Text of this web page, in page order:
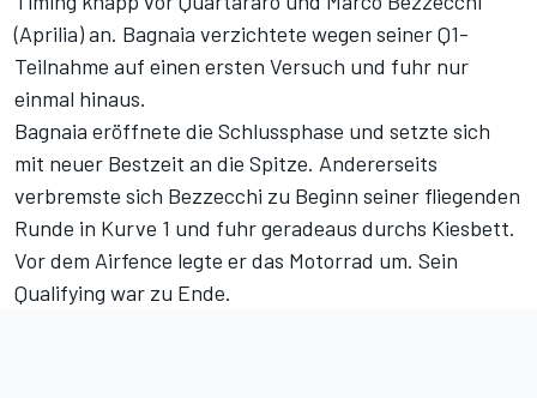
(Aprilia) an. Bagnaia verzichtete wegen seiner Q1-
Teilnahme auf einen ersten Versuch und fuhr nur
einmal hinaus.
Bagnaia eröffnete die Schlussphase und setzte sich
mit neuer Bestzeit an die Spitze. Andererseits
verbremste sich Bezzecchi zu Beginn seiner fliegenden
Runde in Kurve 1 und fuhr geradeaus durchs Kiesbett.
Vor dem Airfence legte er das Motorrad um. Sein
Qualifying war zu Ende.